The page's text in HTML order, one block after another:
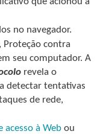
no navegador.
Proteção contra
seu computador. A
revela o
detectar tentativas
de rede,
acesso à Web ou